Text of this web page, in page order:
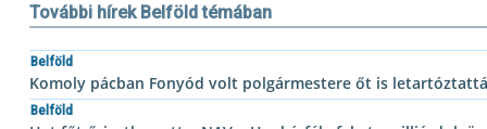
További hírek Belföld témában
Belföld
Komoly pácban Fonyód volt polgármestere őt is
Belföld